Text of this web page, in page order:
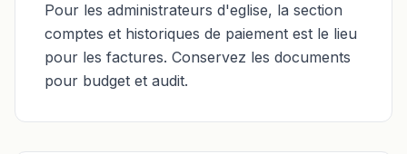
Pour les administrateurs d'eglise, la section
comptes et historiques de paiement est le lieu
pour les factures. Conservez les documents
pour budget et audit.